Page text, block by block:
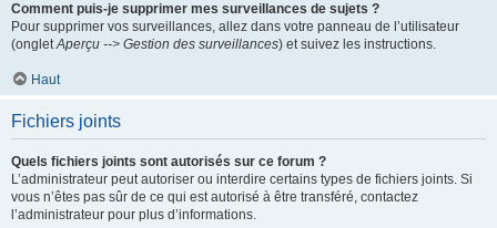
Comment puis-je supprimer mes surveillances de sujets ?
Pour supprimer vos surveillances, allez dans votre panneau de l’utilisateur
(ongletAperçu --> Gestion des surveillances) et suivez les instructions.
Haut
Fichiers joints
Quels fichiers joints sont autorisés sur ce forum ?
L’administrateur peut autoriser ou interdire certains types de fichiers joints. Si
vous n’êtes pas sûr de ce qui est autorisé à être transféré, contactez
l’administrateur pour plus d’informations.